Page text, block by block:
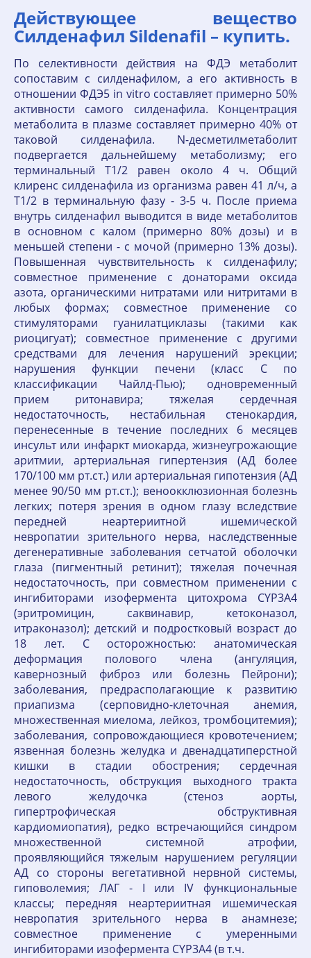
Действующее вещество
Силденафил Sildenafil – купить.
По селективности действия на ФДЭ метаболит
сопоставим с силденафилом, а его активность в
отношении ФДЭ5 in vitro составляет примерно 50%
активности самого силденафила. Концентрация
метаболита в плазме составляет примерно 40% от
таковой силденафила. N-десметилметаболит
подвергается дальнейшему метаболизму; его
терминальный T1/2 равен около 4 ч. Общий
клиренс силденафила из организма равен 41 л/ч, а
T1/2 в терминальную фазу - 3-5 ч. После приема
внутрь силденафил выводится в виде метаболитов
в основном с калом (примерно 80% дозы) и в
меньшей степени - с мочой (примерно 13% дозы).
Повышенная чувствительность к силденафилу;
совместное применение с донаторами оксида
азота, органическими нитратами или нитритами в
любых формах; совместное применение со
стимуляторами гуанилатциклазы (такими как
риоцигуат); совместное применение с другими
средствами для лечения нарушений эрекции;
нарушения функции печени (класс С по
классификации Чайлд-Пью); одновременный
прием ритонавира; тяжелая сердечная
недостаточность, нестабильная стенокардия,
перенесенные в течение последних 6 месяцев
инсульт или инфаркт миокарда, жизнеугрожающие
аритмии, артериальная гипертензия (АД более
170/100 мм рт.ст.) или артериальная гипотензия (АД
менее 90/50 мм рт.ст.); веноокклюзионная болезнь
легких; потеря зрения в одном глазу вследствие
передней неартериитной ишемической
невропатии зрительного нерва, наследственные
дегенеративные заболевания сетчатой оболочки
глаза (пигментный ретинит); тяжелая почечная
недостаточность, при совместном применении с
ингибиторами изофермента цитохрома CYP3A4
(эритромицин, саквинавир, кетоконазол,
итраконазол); детский и подростковый возраст до
18 лет. С осторожностью: анатомическая
деформация полового члена (ангуляция,
кавернозный фиброз или болезнь Пейрони);
заболевания, предрасполагающие к развитию
приапизма (серповидно-клеточная анемия,
множественная миелома, лейкоз, тромбоцитемия);
заболевания, сопровождающиеся кровотечением;
язвенная болезнь желудка и двенадцатиперстной
кишки в стадии обострения; сердечная
недостаточность, обструкция выходного тракта
левого желудочка (стеноз аорты,
гипертрофическая обструктивная
кардиомиопатия), редко встречающийся синдром
множественной системной атрофии,
проявляющийся тяжелым нарушением регуляции
АД со стороны вегетативной нервной системы,
гиповолемия; ЛАГ - I или IV функциональные
классы; передняя неартериитная ишемическая
невропатия зрительного нерва в анамнезе;
совместное применение с умеренными
ингибиторами изофермента CYP3A4 (в т.ч.